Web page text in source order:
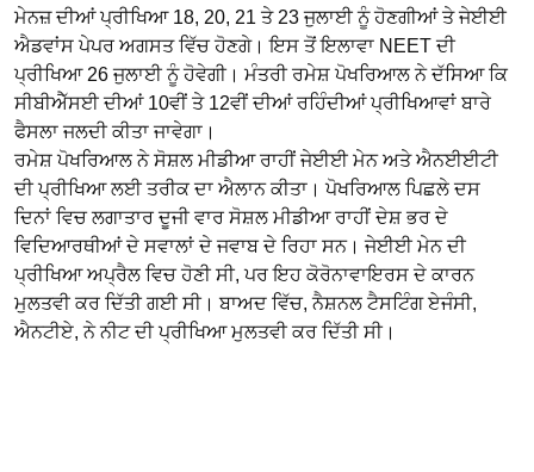
ਮੇਨਜ਼ ਦੀਆਂ ਪ੍ਰੀਖਿਆ 18, 20, 21 ਤੇ 23 ਜੁਲਾਈ ਨੂੰ ਹੋਣਗੀਆਂ ਤੇ ਜੇਈਈ
ਐਡਵਾਂਸ ਪੇਪਰ ਅਗਸਤ ਵਿੱਚ ਹੋਣਗੇ। ਇਸ ਤੋਂ ਇਲਾਵਾ NEET ਦੀ
ਪ੍ਰੀਖਿਆ 26 ਜੁਲਾਈ ਨੂੰ ਹੋਵੇਗੀ। ਮੰਤਰੀ ਰਮੇਸ਼ ਪੋਖਰਿਆਲ ਨੇ ਦੱਸਿਆ ਕਿ
ਸੀਬੀਐੱਸਈ ਦੀਆਂ 10ਵੀਂ ਤੇ 12ਵੀਂ ਦੀਆਂ ਰਹਿੰਦੀਆਂ ਪ੍ਰੀਖਿਆਵਾਂ ਬਾਰੇ
ਫੈਸਲਾ ਜਲਦੀ ਕੀਤਾ ਜਾਵੇਗਾ।
ਰਮੇਸ਼ ਪੋਖਰਿਆਲ ਨੇ ਸੋਸ਼ਲ ਮੀਡੀਆ ਰਾਹੀਂ ਜੇਈਈ ਮੇਨ ਅਤੇ ਐਨਈਈਟੀ
ਦੀ ਪ੍ਰੀਖਿਆ ਲਈ ਤਰੀਕ ਦਾ ਐਲਾਨ ਕੀਤਾ। ਪੋਖਰਿਆਲ ਪਿਛਲੇ ਦਸ
ਦਿਨਾਂ ਵਿਚ ਲਗਾਤਾਰ ਦੂਜੀ ਵਾਰ ਸੋਸ਼ਲ ਮੀਡੀਆ ਰਾਹੀਂ ਦੇਸ਼ ਭਰ ਦੇ
ਵਿਦਿਆਰਥੀਆਂ ਦੇ ਸਵਾਲਾਂ ਦੇ ਜਵਾਬ ਦੇ ਰਿਹਾ ਸਨ। ਜੇਈਈ ਮੇਨ ਦੀ
ਪ੍ਰੀਖਿਆ ਅਪ੍ਰੈਲ ਵਿਚ ਹੋਣੀ ਸੀ, ਪਰ ਇਹ ਕੋਰੋਨਾਵਾਇਰਸ ਦੇ ਕਾਰਨ
ਮੁਲਤਵੀ ਕਰ ਦਿੱਤੀ ਗਈ ਸੀ। ਬਾਅਦ ਵਿੱਚ, ਨੈਸ਼ਨਲ ਟੈਸਟਿੰਗ ਏਜੰਸੀ,
ਐਨਟੀਏ, ਨੇ ਨੀਟ ਦੀ ਪ੍ਰੀਖਿਆ ਮੁਲਤਵੀ ਕਰ ਦਿੱਤੀ ਸੀ।